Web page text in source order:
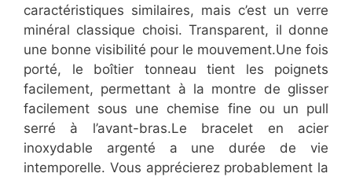
caractéristiques similaires, mais c’est un verre
minéral classique choisi. Transparent, il donne
une bonne visibilité pour le mouvement.Une fois
porté, le boîtier tonneau tient les poignets
facilement, permettant à la montre de glisser
facilement sous une chemise fine ou un pull
serré à l’avant-bras.Le bracelet en acier
inoxydable argenté a une durée de vie
intemporelle. Vous apprécierez probablement la